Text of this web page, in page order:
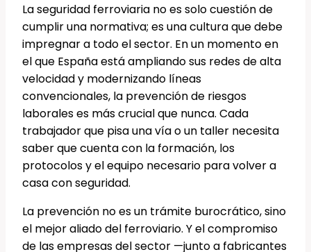
La seguridad ferroviaria no es solo cuestión de
cumplir una normativa; es una cultura que debe
impregnar a todo el sector. En un momento en
el que España está ampliando sus redes de alta
velocidad y modernizando líneas
convencionales, la prevención de riesgos
laborales es más crucial que nunca. Cada
trabajador que pisa una vía o un taller necesita
saber que cuenta con la formación, los
protocolos y el equipo necesario para volver a
casa con seguridad.
La prevención no es un trámite burocrático, sino
el mejor aliado del ferroviario. Y el compromiso
de las empresas del sector —junto a fabricantes